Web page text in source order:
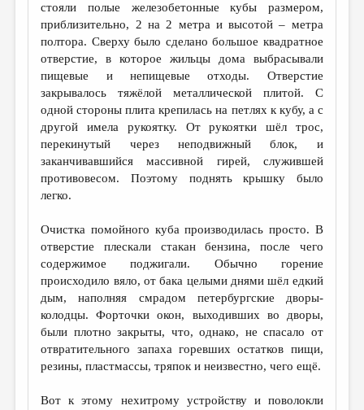
стояли полые железобетонные кубы размером,
приблизительно, 2 на 2 метра и высотой – метра
полтора. Сверху было сделано большое квадратное
отверстие, в которое жильцы дома выбрасывали
пищевые и непищевые отходы. Отверстие
закрывалось тяжёлой металлической плитой. С
одной стороны плита крепилась на петлях к кубу, а с
другой имела рукоятку. От рукоятки шёл трос,
перекинутый через неподвижный блок, и
заканчивавшийся массивной гирей, служившей
противовесом. Поэтому поднять крышку было
легко.
Очистка помойного куба производилась просто. В
отверстие плескали стакан бензина, после чего
содержимое поджигали. Обычно горение
происходило вяло, от бака целыми днями шёл едкий
дым, наполняя смрадом петербургские дворы-
колодцы. Форточки окон, выходивших во дворы,
были плотно закрыты, что, однако, не спасало от
отвратительного запаха горевших остатков пищи,
резины, пластмассы, тряпок и неизвестно, чего ещё.
Вот к этому нехитрому устройству и поволокли